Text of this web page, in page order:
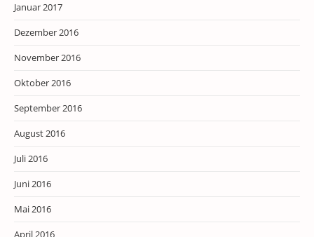
Januar 2017
Dezember 2016
November 2016
Oktober 2016
September 2016
August 2016
Juli 2016
Juni 2016
Mai 2016
April 2016